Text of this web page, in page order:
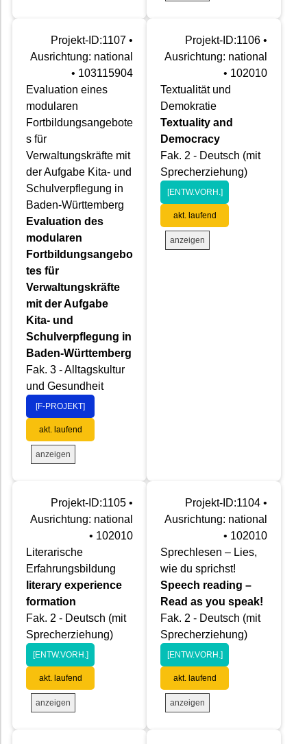
Projekt-ID:1107 •
Ausrichtung: national
• 103115904
Evaluation eines
modularen
Fortbildungsangebote
s für
Verwaltungskräfte mit
der Aufgabe Kita- und
Schulverpflegung in
Baden-Württemberg
Evaluation des
modularen
Fortbildungsangebo
tes für
Verwaltungskräfte
mit der Aufgabe
Kita- und
Schulverpflegung in
Baden-Württemberg
Fak. 3 - Alltagskultur
und Gesundheit
[F-PROJEKT]
akt. laufend
anzeigen
Projekt-ID:1106 •
Ausrichtung: national
• 102010
Textualität und
Demokratie
Textuality and
Democracy
Fak. 2 - Deutsch (mit
Sprecherziehung)
[ENTW.VORH.]
akt. laufend
anzeigen
Projekt-ID:1105 •
Ausrichtung: national
• 102010
Literarische
Erfahrungsbildung
literary experience
formation
Fak. 2 - Deutsch (mit
Sprecherziehung)
[ENTW.VORH.]
akt. laufend
anzeigen
Projekt-ID:1104 •
Ausrichtung: national
• 102010
Sprechlesen – Lies,
wie du sprichst!
Speech reading –
Read as you speak!
Fak. 2 - Deutsch (mit
Sprecherziehung)
[ENTW.VORH.]
akt. laufend
anzeigen